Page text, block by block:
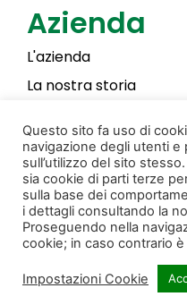
Azienda
L'azienda
La nostra storia
Privacy & Cookie
© Copyright 2022
diritti
Questo sito fa uso di
navigazione degli utenti e
sull’utilizzo del sito
sia cookie di parti terze
sulla base dei
i dettagli consultando la
Proseguendo nella
cookie; in caso contrario
Impostazioni Cookie